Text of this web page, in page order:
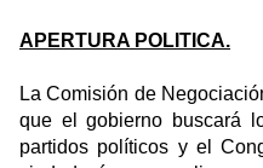
APERTURA POLITICA.
La Comisión de
que el gobierno buscará
partidos políticos y el